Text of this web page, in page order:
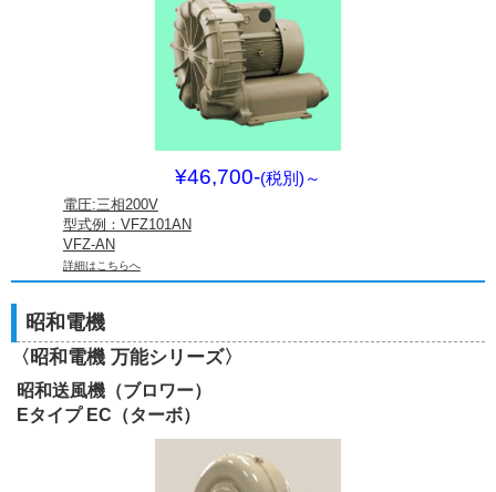
¥46,700-(税別) ～
電圧:三相200V
型式例：VFZ101AN
VFZ-AN
詳細はこちらへ
昭和電機
〈昭和電機 万能シリーズ〉
昭和送風機（ブロワー）
Eタイプ EC（ターボ）